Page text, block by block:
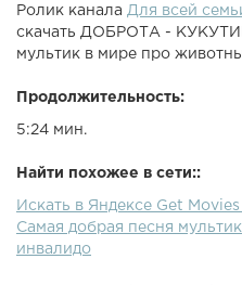
грубое. И больше всего нам
становятся изгоями. Другие
побаиваются их. С этим
Необходимо объяснить
Ролик канала Для всей
скачать ДОБРОТА -
мультик в мире про
Продолжительность:
5:24 мин.
Найти похожее в сети::
Искать в Яндексе Get
Самая добрая песня
инвалидо